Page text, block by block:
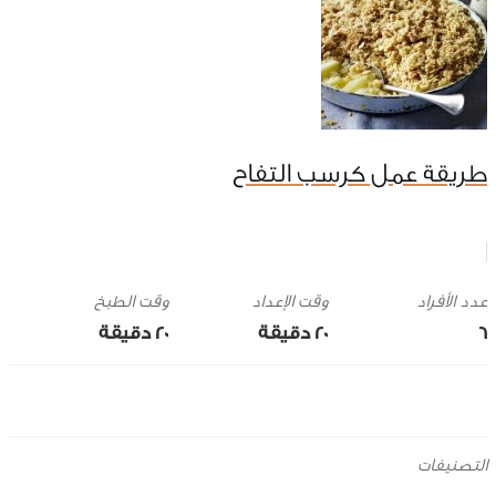
طريقة عمل كرسب التفاح
6
وقت الإعداد
20 ‎دقيقة
وقت الطبخ
20 ‎دقيقة
التصنيفات